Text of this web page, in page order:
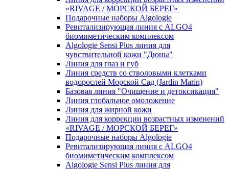
«RIVAGE / МОРСКОЙ БЕРЕГ»
Подарочные наборы Algologie
Ревитализирующая линия с ALGO4
биомиметическим комплексом
Algologie Sensi Plus линия для
чувcтвительной кожи "Дюны"
Линия для глаз и губ
Линия средств со стволовыми клетками
водорослей Морской Сад (Jardin Marin)
Базовая линия "Очищение и детоксикация"
Линия глобальное омоложение
Линия для жирной кожи
Линия для коррекции возрастных изменений
«RIVAGE / МОРСКОЙ БЕРЕГ»
Подарочные наборы Algologie
Ревитализирующая линия с ALGO4
биомиметическим комплексом
Algologie Sensi Plus линия для